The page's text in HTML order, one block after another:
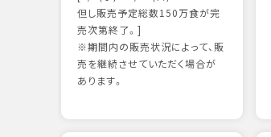
但し販売予定総数150万食が完
売次第終了。]
※期間内の販売状況によって、販
売を継続させていただく場合が
あります。